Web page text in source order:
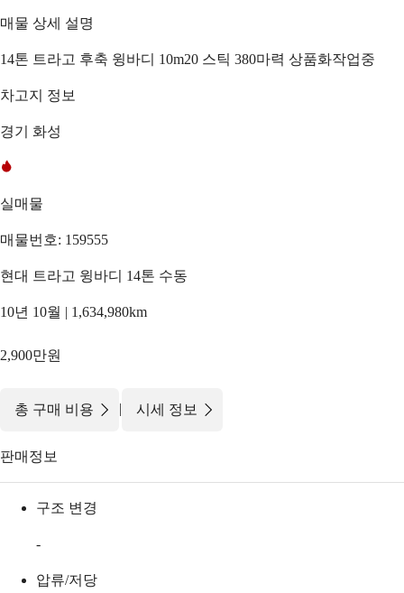
매물 상세 설명
14톤 트라고 후축 윙바디 10m20 스틱 380마력 상품화작업중
차고지 정보
경기 화성
실매물
매물번호: 159555
현대 트라고 윙바디 14톤 수동
10년 10월 | 1,634,980km
2,900만원
총 구매 비용 | 시세 정보
판매정보
구조 변경
-
압류/저당